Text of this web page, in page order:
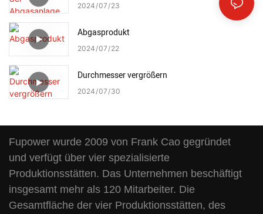
2024 07 23
Abgasprodukt
2024 07 22
Durchmesser vergrößern
2024 07 30
Fupower wurde 2009 von Frank Cao gegründet
und verfügt über vier spezialisierte
Produktionsstätten. Das Unternehmen beschäftigt
insgesamt mehr als 120 Mitarbeiter. Die
Gesamtfläche der vier Produktionsstätten, des